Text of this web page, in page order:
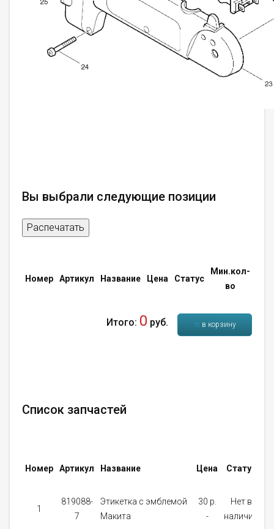
Вы выбрали следующие позиции
Распечатать
Номер Артикул Название Цена Статус
Мин.кол-
во
в корзину
Итого: 0 руб.
Список запчастей
Номер Артикул Название Цена Статус
1
819088-
7
Этикетка с эмблемой
Макита
30 p.
-
Нет в
наличии